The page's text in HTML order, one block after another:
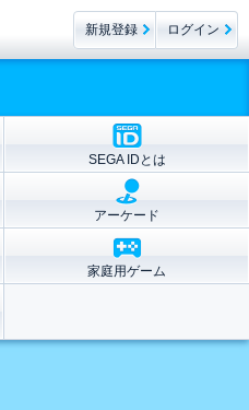
SEGA IDとは
アーケード
家庭用ゲーム
新規登録 ログイン